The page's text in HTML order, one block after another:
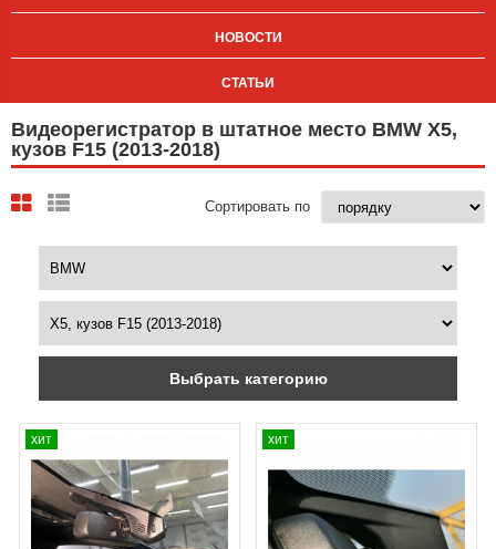
НОВОСТИ
СТАТЬИ
Видеорегистратор в штатное место BMW X5,
кузов F15 (2013-2018)
Сортировать по
Выбрать категорию
хит хит